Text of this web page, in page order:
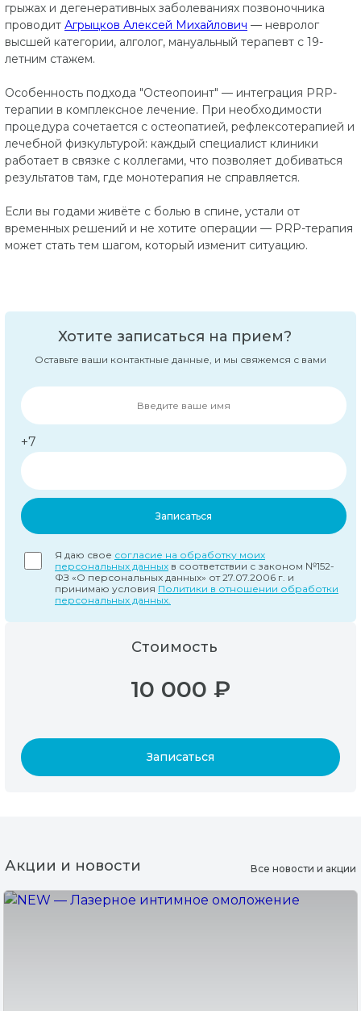
грыжах и дегенеративных заболеваниях позвоночника
проводит Агрыцков Алексей Михайлович — невролог
высшей категории, алголог, мануальный терапевт с 19-
летним стажем.
Особенность подхода "Остеопоинт" — интеграция PRP-
терапии в комплексное лечение. При необходимости
процедура сочетается с остеопатией, рефлексотерапией и
лечебной физкультурой: каждый специалист клиники
работает в связке с коллегами, что позволяет добиваться
результатов там, где монотерапия не справляется.
Если вы годами живёте с болью в спине, устали от
временных решений и не хотите операции — PRP-терапия
может стать тем шагом, который изменит ситуацию.
Хотите записаться на прием?
Оставьте ваши контактные данные, и мы свяжемся с вами
+7
Записаться
Я даю свое согласие на обработку моих
персональных данных в соответствии с законом №152-
ФЗ «О персональных данных» от 27.07.2006 г. и
принимаю условия Политики в отношении обработки
персональных данных.
Стоимость
10 000 ₽
Записаться
Акции и новости Все новости и акции